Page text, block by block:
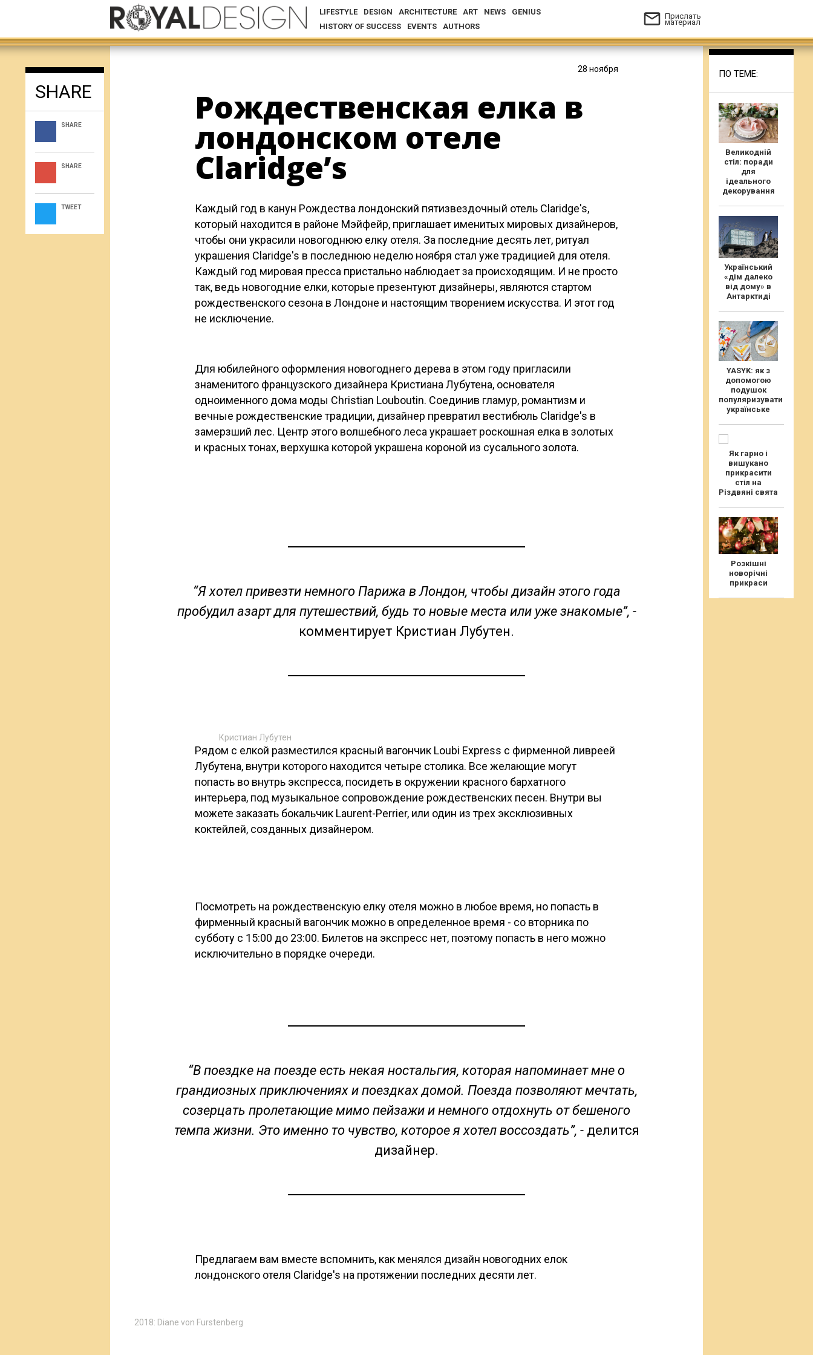
Прислать
материал
LIFESTYLE DESIGN ARCHITECTURE ART NEWS
GENIUS
HISTORY OF SUCCESS
EVENTS AUTHORS
SHARE
SHARE
SHARE
TWEET
ПО ТЕМЕ:
Великодній
стіл: поради
для
ідеального
декорування
Український
«дім далеко
від дому» в
Антарктиді
YASYK: як з
допомогою
подушок
популяризувати
українське
Як гарно і
вишукано
прикрасити
стіл на
Різдвяні свята
Розкішні
новорічні
прикраси
28 ноября
Рождественская елка в
лондонском отеле
Claridge’s
Каждый год в канун Рождества лондонский пятизвездочный отель Claridge's,
который находится в районе Мэйфейр, приглашает именитых мировых дизайнеров,
чтобы они украсили новогоднюю елку отеля. За последние десять лет, ритуал
украшения Claridge's в последнюю неделю ноября стал уже традицией для отеля.
Каждый год мировая пресса пристально наблюдает за происходящим. И не просто
так, ведь новогодние елки, которые презентуют дизайнеры, являются стартом
рождественского сезона в Лондоне и настоящим творением искусства. И этот год
не исключение.
Для юбилейного оформления новогоднего дерева в этом году пригласили
знаменитого французского дизайнера Кристиана Лубутена, основателя
одноименного дома моды Christian Louboutin. Соединив гламур, романтизм и
вечные рождественские традиции, дизайнер превратил вестибюль Claridge's в
замерзший лес. Центр этого волшебного леса украшает роскошная елка в золотых
и красных тонах, верхушка которой украшена короной из сусального золота.
“Я хотел привезти немного Парижа в Лондон, чтобы дизайн этого года
пробудил азарт для путешествий, будь то новые места или уже знакомые”, -
комментирует Кристиан Лубутен.
Кристиан Лубутен
Рядом с елкой разместился красный вагончик Loubi Express с фирменной ливреей
Лубутена, внутри которого находится четыре столика. Все желающие могут
попасть во внутрь экспресса, посидеть в окружении красного бархатного
интерьера, под музыкальное сопровождение рождественских песен. Внутри вы
можете заказать бокальчик Laurent-Perrier, или один из трех эксклюзивных
коктейлей, созданных дизайнером.
Посмотреть на рождественскую елку отеля можно в любое время, но попасть в
фирменный красный вагончик можно в определенное время - со вторника по
субботу с 15:00 до 23:00. Билетов на экспресс нет, поэтому попасть в него можно
исключительно в порядке очереди.
“В поездке на поезде есть некая ностальгия, которая напоминает мне о
грандиозных приключениях и поездках домой. Поезда позволяют мечтать,
созерцать пролетающие мимо пейзажи и немного отдохнуть от бешеного
темпа жизни. Это именно то чувство, которое я хотел воссоздать”, -делится
дизайнер.
Предлагаем вам вместе вспомнить, как менялся дизайн новогодних елок
лондонского отеля Claridge's на протяжении последних десяти лет.
2018: Diane von Furstenberg